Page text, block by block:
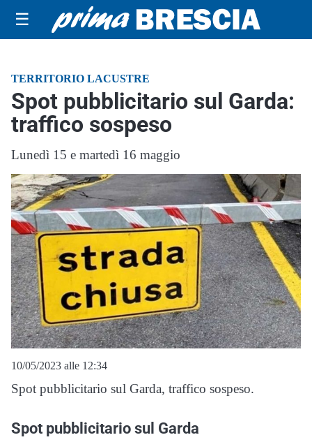
☰
TERRITORIO LACUSTRE
Spot pubblicitario sul Garda:
traffico sospeso
Lunedì 15 e martedì 16 maggio
10/05/2023 alle 12:34
Spot pubblicitario sul Garda, traffico sospeso.
Spot pubblicitario sul Garda